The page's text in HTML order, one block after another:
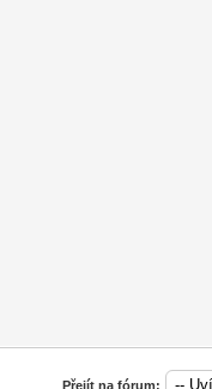
Přejít na fórum: